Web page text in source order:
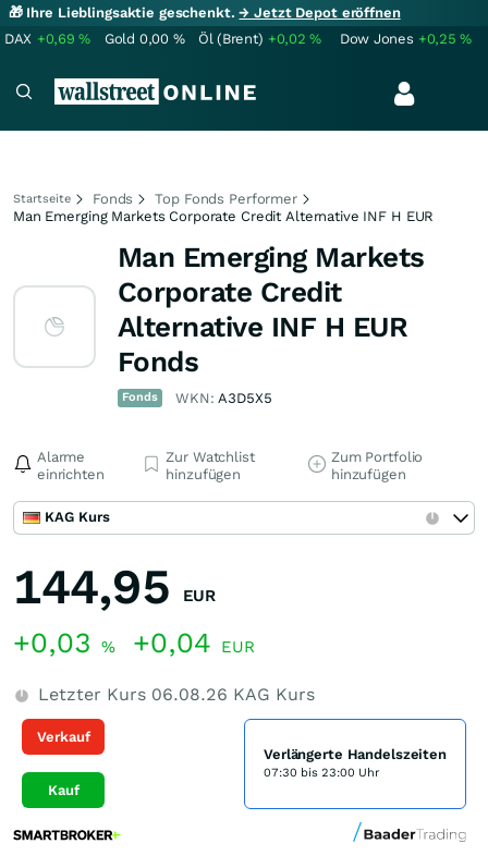
🎁 Ihre Lieblingsaktie geschenkt.→ Jetzt Depot eröffnen
DAX +0,69% Gold 0,00 % Öl (Brent) +0,02% Dow Jones +0,25%
Startseite Fonds
Top Fonds Performer
Man Emerging Markets Corporate Credit Alternative INF H EUR
Man Emerging Markets
Corporate Credit
Alternative INF H EUR
Fonds
Fonds WKN:A3D5X5
Alarme
einrichten
Zur Watchlist
hinzufügen
Zum Portfolio
hinzufügen
KAG Kurs
144,95 EUR
+0,03 % +0,04 EUR
Letzter Kurs 06.08.26 KAG Kurs
Verkauf
Kauf
Verlängerte Handelszeiten
07:30 bis 23:00 Uhr